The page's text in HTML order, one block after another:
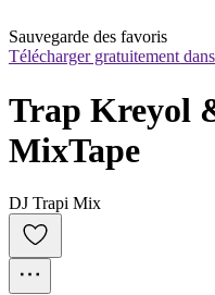
Sauvegarde des favoris
Télécharger gratuitement
Trap Kreyol
MixTape
DJ Trapi Mix